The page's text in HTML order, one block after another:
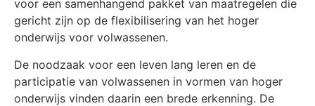
voor een samenhangend pakket van maatregelen die
gericht zijn op de flexibilisering van het hoger
onderwijs voor volwassenen.
De noodzaak voor een leven lang leren en de
participatie van volwassenen in vormen van hoger
onderwijs vinden daarin een brede erkenning. De